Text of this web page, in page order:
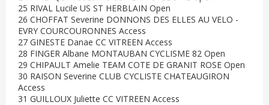
25 RIVAL Lucile US ST HERBLAIN Open
26 CHOFFAT Severine DONNONS DES ELLES AU VELO -
EVRY COURCOURONNES Access
27 GINESTE Danae CC VITREEN Access
28 FINGER Albane MONTAUBAN CYCLISME 82 Open
29 CHIPAULT Amelie TEAM COTE DE GRANIT ROSE Open
30 RAISON Severine CLUB CYCLISTE CHATEAUGIRON
Access
31 GUILLOUX Juliette CC VITREEN Access